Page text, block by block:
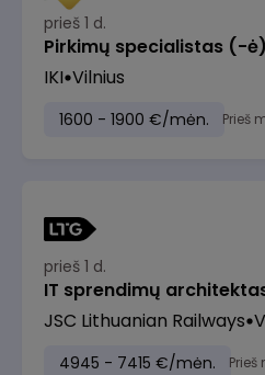
prieš 1 d.
Pirkimų specialistas (-ė)
IKI Vilnius
1600 - 1900 €/mėn. Prieš
prieš 1 d.
IT sprendimų
JSC Lithuanian Railways
4945 - 7415 €/mėn.